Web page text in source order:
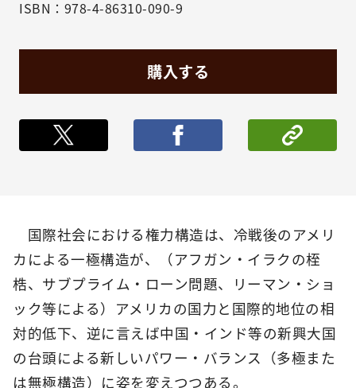
ISBN：978-4-86310-090-9
購入する
ポストする シェア
国際社会における権力構造は、冷戦後のアメリ
カによる一極構造が、（アフガン・イラクの桎
梏、サブプライム・ローン問題、リーマン・ショ
ック等による）アメリカの国力と国際的地位の相
対的低下、逆に言えば中国・インド等の新興大国
の台頭による新しいパワー・バランス（多極また
は無極構造）に姿を変えつつある。